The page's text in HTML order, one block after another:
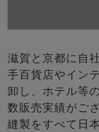
滋賀と京都に自
手百貨店やイン
卸し、ホテル等
数販売実績がご
縫製をすべて日